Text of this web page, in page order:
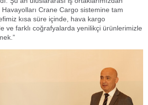
Havayolları Crane Cargo sistemine tam
kısa süre içinde, hava kargo
ve farklı coğrafyalarda yenilikçi ürünlerimizle